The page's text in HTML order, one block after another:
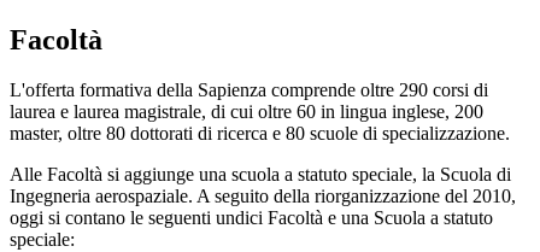
Facoltà
L'offerta formativa della Sapienza comprende oltre 290 corsi di
laurea e laurea magistrale, di cui oltre 60 in lingua inglese, 200
master, oltre 80 dottorati di ricerca e 80 scuole di specializzazione.
Alle Facoltà si aggiunge una scuola a statuto speciale, la Scuola di
Ingegneria aerospaziale. A seguito della riorganizzazione del 2010,
oggi si contano le seguenti undici Facoltà e una Scuola a statuto
speciale: